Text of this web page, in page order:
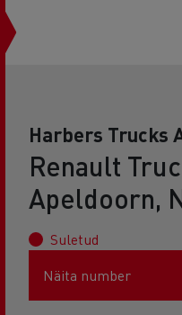
Harbers Trucks
Renault
Apeldoorn,
Suletud
Näita number